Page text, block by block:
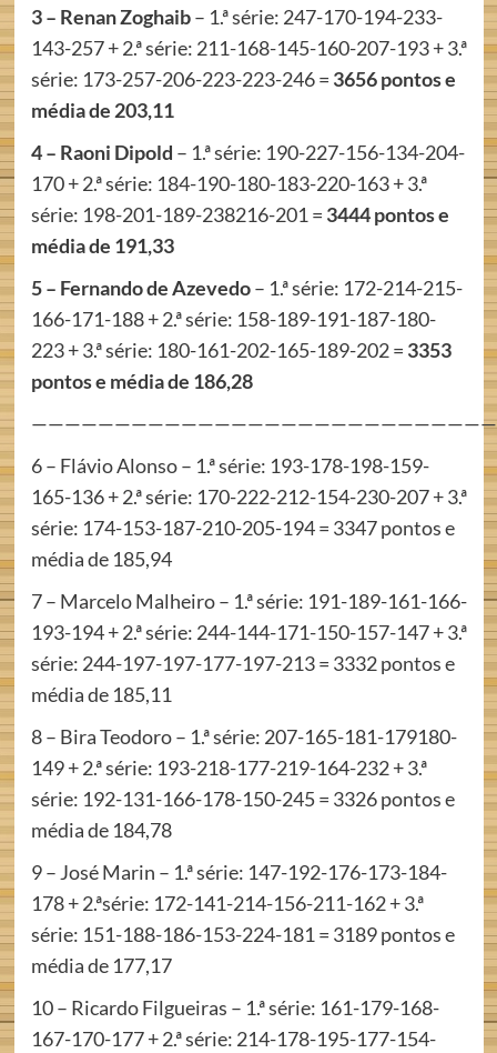
3 – Renan Zoghaib– 1.ª série: 247-170-194-233-
143-257 + 2.ª série: 211-168-145-160-207-193 + 3.ª
série: 173-257-206-223-223-246 = 3656 pontos e
média de 203,11
4 – Raoni Dipold – 1.ª série: 190-227-156-134-204-
170 + 2.ª série: 184-190-180-183-220-163 + 3.ª
série: 198-201-189-238216-201 = 3444 pontos e
média de 191,33
5 – Fernando de Azevedo– 1.ª série: 172-214-215-
166-171-188 + 2.ª série: 158-189-191-187-180-
223 + 3.ª série: 180-161-202-165-189-202 = 3353
pontos e média de 186,28
6 – Flávio Alonso – 1.ª série: 193-178-198-159-
165-136 + 2.ª série: 170-222-212-154-230-207 + 3.ª
série: 174-153-187-210-205-194 = 3347 pontos e
média de 185,94
7 – Marcelo Malheiro – 1.ª série: 191-189-161-166-
193-194 + 2.ª série: 244-144-171-150-157-147 + 3.ª
série: 244-197-197-177-197-213 = 3332 pontos e
média de 185,11
8 – Bira Teodoro – 1.ª série: 207-165-181-179180-
149 + 2.ª série: 193-218-177-219-164-232 + 3.ª
série: 192-131-166-178-150-245 = 3326 pontos e
média de 184,78
9 – José Marin – 1.ª série: 147-192-176-173-184-
178 + 2.ªsérie: 172-141-214-156-211-162 + 3.ª
série: 151-188-186-153-224-181 = 3189 pontos e
média de 177,17
10 – Ricardo Filgueiras – 1.ª série: 161-179-168-
167-170-177 + 2.ª série: 214-178-195-177-154-